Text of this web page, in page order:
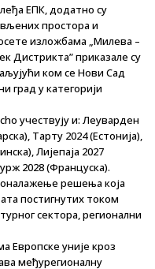
ЕПК, додатно су
простора и
изложбама „Милева –
Дистрикта” приказале су
ком се Нови Сад
град у категорији
учествују и: Леуварден
Тарту 2024 (Естонија),
Лијепаја 2027
2028 (Француска).
решења која
постигнутих током
сектора, регионални
Европске уније кроз
међурегионалну